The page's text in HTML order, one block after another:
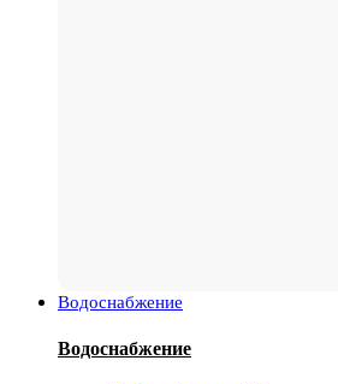
Водоснабжение
Водоснабжение